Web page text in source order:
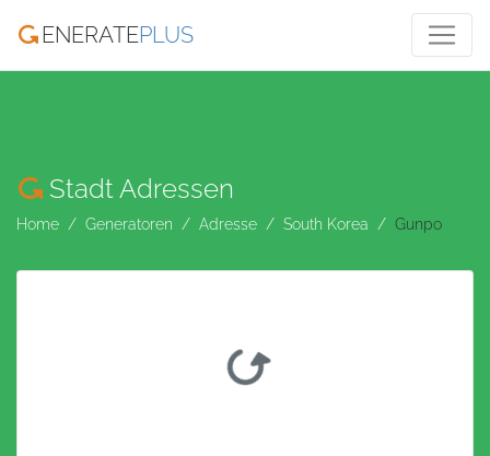
ENERATEPLUS
Stadt Adressen
Home Generatoren Adresse South Korea Gunpo